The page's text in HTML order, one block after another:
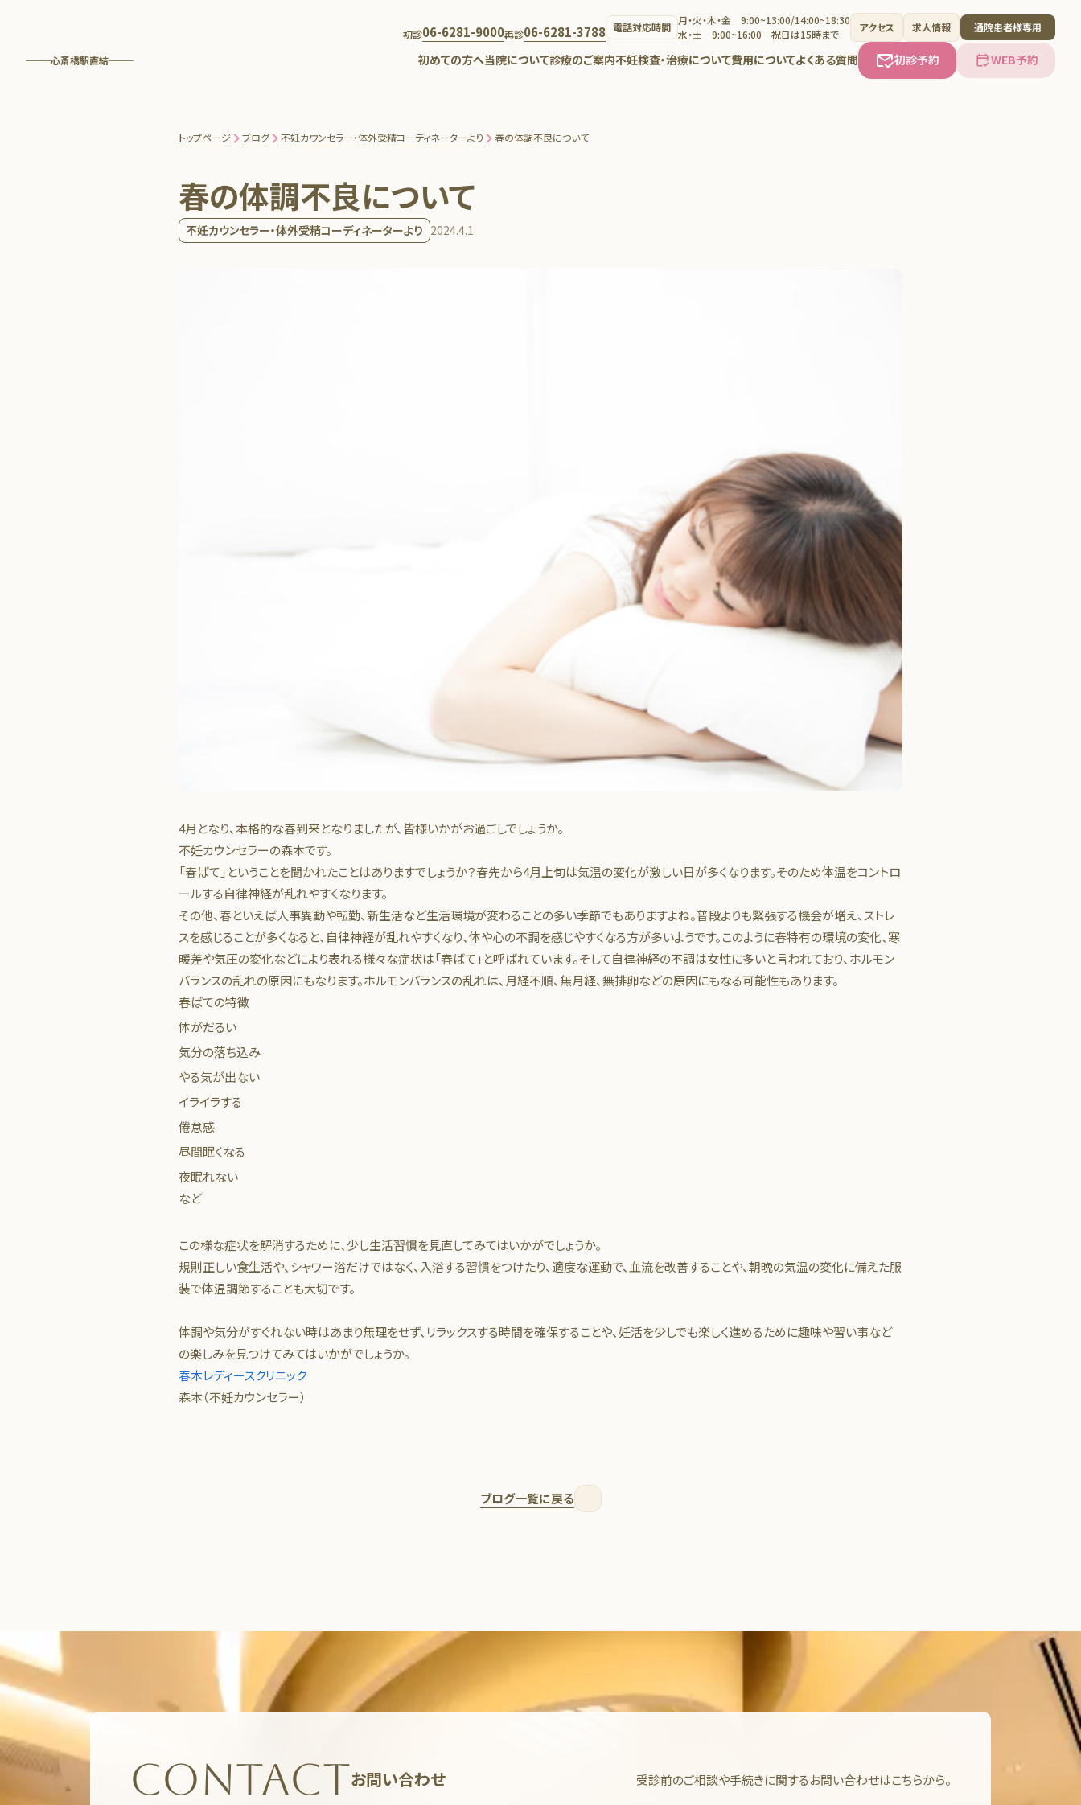
心斎橋駅直結
初診06-6281-9000再診06-6281-3788 電話対応時間
月・火・木・金 9:00~13:00/14:00~18:30
水・土 9:00~16:00 祝日は15時まで
アクセス 求人情報 通院患者様専用
初めての方へ当院について診療のご案内不妊検査・治療について費用についてよくある質問 初診予約 WEB予約
トップページ ブログ 不妊カウンセラー・体外受精コーディネーターより 春の体調不良について
春の体調不良について
不妊カウンセラー・体外受精コーディネーターより 2024.4.1
4月となり、本格的な春到来となりましたが、皆様いかがお過ごしでしょうか。
不妊カウンセラーの森本です。
「春ばて」ということを聞かれたことはありますでしょうか？春先から4月上旬は気温の変化が激しい日が多くなります。そのため体温をコントロ
ールする自律神経が乱れやすくなります。
その他、春といえば人事異動や転勤、新生活など生活環境が変わることの多い季節でもありますよね。普段よりも緊張する機会が増え、ストレ
スを感じることが多くなると、自律神経が乱れやすくなり、体や心の不調を感じやすくなる方が多いようです。このように春特有の環境の変化、寒
暖差や気圧の変化などにより表れる様々な症状は「春ばて」と呼ばれています。そして自律神経の不調は女性に多いと言われており、ホルモン
バランスの乱れの原因にもなります。ホルモンバランスの乱れは、月経不順、無月経、無排卵などの原因にもなる可能性もあります。
春ばての特徴
体がだるい
気分の落ち込み
やる気が出ない
イライラする
倦怠感
昼間眠くなる
夜眠れない
など
この様な症状を解消するために、少し生活習慣を見直してみてはいかがでしょうか。
規則正しい食生活や、シャワー浴だけではなく、入浴する習慣をつけたり、適度な運動で、血流を改善することや、朝晩の気温の変化に備えた服
装で体温調節することも大切です。
体調や気分がすぐれない時はあまり無理をせず、リラックスする時間を確保することや、妊活を少しでも楽しく進めるために趣味や習い事など
の楽しみを見つけてみてはいかがでしょうか。
春木レディースクリニック
森本（不妊カウンセラー）
ブログ一覧に戻る
CONTACTお問い合わせ 受診前のご相談や手続きに関するお問い合わせはこちらから。